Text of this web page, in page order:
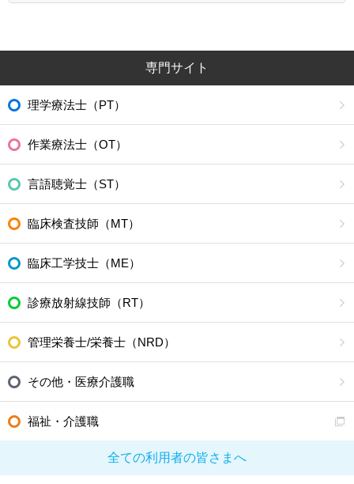
専門サイト
理学療法士（PT）
作業療法士（OT）
言語聴覚士（ST）
臨床検査技師（MT）
臨床工学技士（ME）
診療放射線技師（RT）
管理栄養士/栄養士（NRD）
その他・医療介護職
福祉・介護職
全ての利用者の皆さまへ